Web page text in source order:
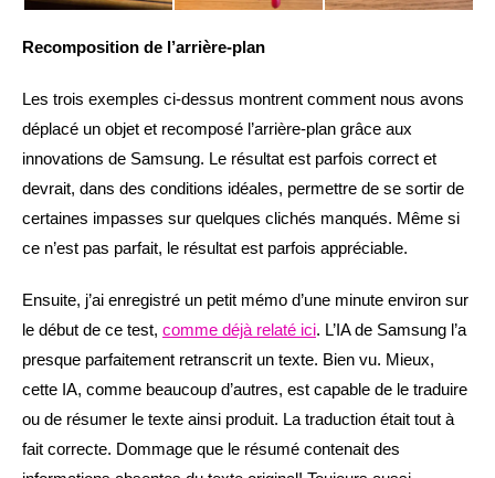
Recomposition de l’arrière-plan
Les trois exemples ci-dessus montrent comment nous avons
déplacé un objet et recomposé l’arrière-plan grâce aux
innovations de Samsung. Le résultat est parfois correct et
devrait, dans des conditions idéales, permettre de se sortir de
certaines impasses sur quelques clichés manqués. Même si
ce n’est pas parfait, le résultat est parfois appréciable.
Ensuite, j’ai enregistré un petit mémo d’une minute environ sur
le début de ce test, comme déjà relaté ici. L’IA de Samsung l’a
presque parfaitement retranscrit un texte. Bien vu. Mieux,
cette IA, comme beaucoup d’autres, est capable de le traduire
ou de résumer le texte ainsi produit. La traduction était tout à
fait correcte. Dommage que le résumé contenait des